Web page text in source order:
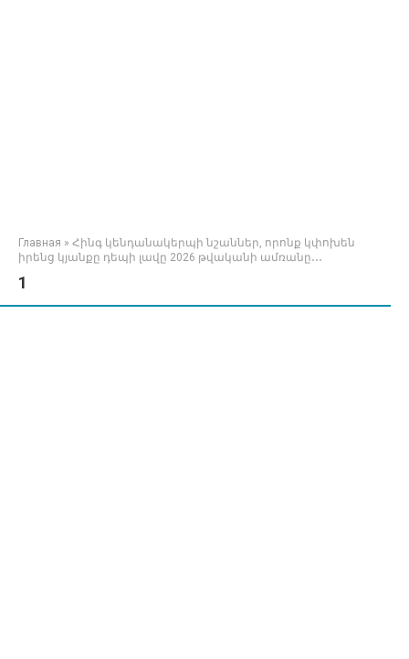
Главная » Հինգ կենդանակերպի նշաններ, որոնք կփոխեն
իրենց կյանքը դեպի լավը 2026 թվականի ամռանը․․․
1